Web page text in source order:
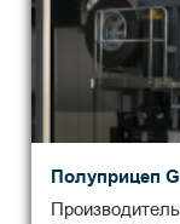
Полуприцеп